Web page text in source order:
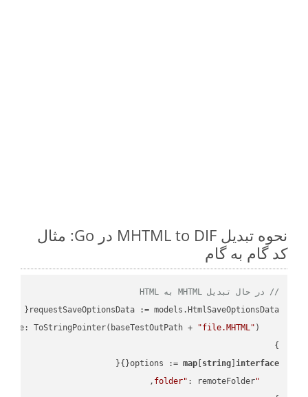
نحوه تبدیل MHTML to DIF در Go: مثال
کد گام به گام
// در حال تبدیل MHTML به HTML
"file.MHTML"
options := map[ string] interface
"folder"